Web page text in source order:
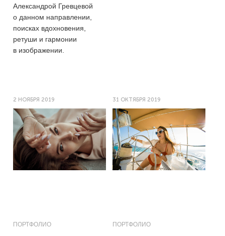
Александрой Гревцевой
о данном направлении,
поисках вдохновения,
ретуши и гармонии
в изображении.
2 НОЯБРЯ 2019
ПОРТФОЛИО
31 ОКТЯБРЯ 2019
ПОРТФОЛИО